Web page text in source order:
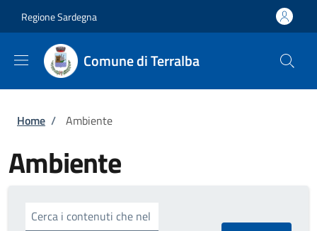
Regione Sardegna
Comune di Terralba
Briciole di pane
Home / Ambiente
Ambiente
Cerca i contenuti che nel